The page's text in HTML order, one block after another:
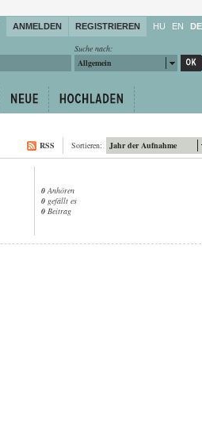
ANMELDEN REGISTRIEREN HU EN DE
Suche nach:
Allgemein
Jahr der Aufnahme
Sortieren:
RSS
0Anhören
0 gefällt es
0 Beitrag